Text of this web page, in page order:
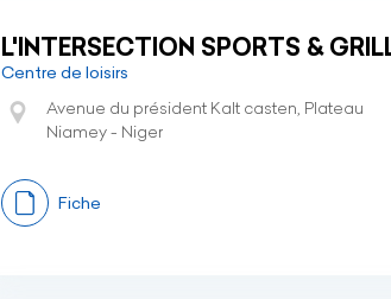
L'INTERSECTION SPORTS &
Centre de loisirs
Avenue du président Kalt casten, Plateau
Niamey - Niger
Fiche